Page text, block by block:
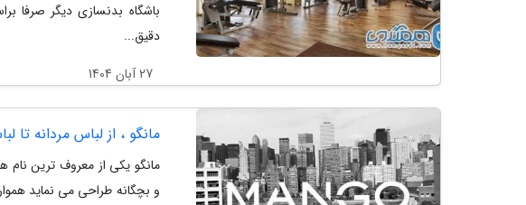
باشگاه بدنسازی دیگر صرفا
دقیق...
27 آبان 1404
مانگو ، از لباس مردانه تا
مانگو یکی از معروف ترین نام
و بچگانه طراحی می نماید